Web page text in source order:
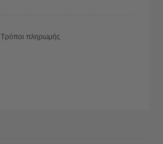
Τρόποι πληρωμής